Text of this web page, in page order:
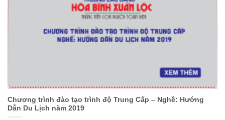
Chương trình đào tạo trình độ Trung Cấp – Nghề: Hướng
Dẫn Du Lịch năm 2019